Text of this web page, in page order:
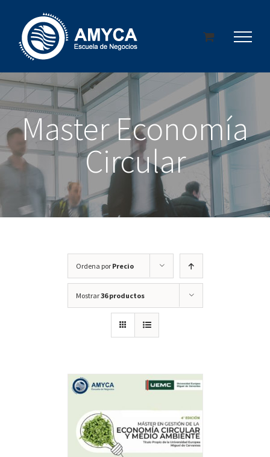
contenido
Master Economía
Circular
Ordena por Precio
Mostrar36 productos